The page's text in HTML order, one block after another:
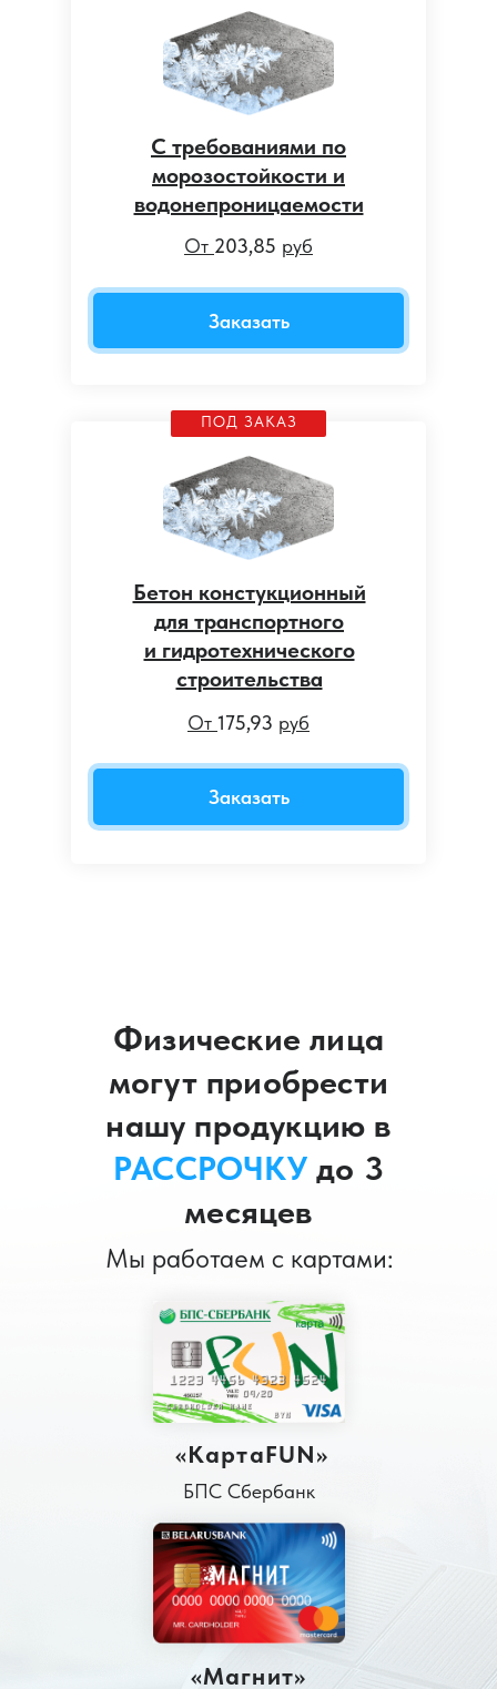
С требованиями по
морозостойкости и
водонепроницаемости
От 203,85 руб
Заказать
Бетон констукционный
для транспортного
и гидротехнического
строительства
От 175,93 руб
Заказать
ПОД ЗАКАЗ
«Магнит»
«КартаFUN»
БПС Сбербанк
Физические лица
могут приобрести
нашу продукцию в
РАССРОЧКУдо 3
месяцев
Мы работаем с картами: